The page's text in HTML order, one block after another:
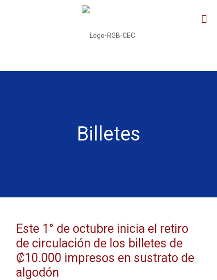
Billetes
Este 1° de octubre inicia el retiro
de circulación de los billetes de
₡10.000 impresos en sustrato de
algodón